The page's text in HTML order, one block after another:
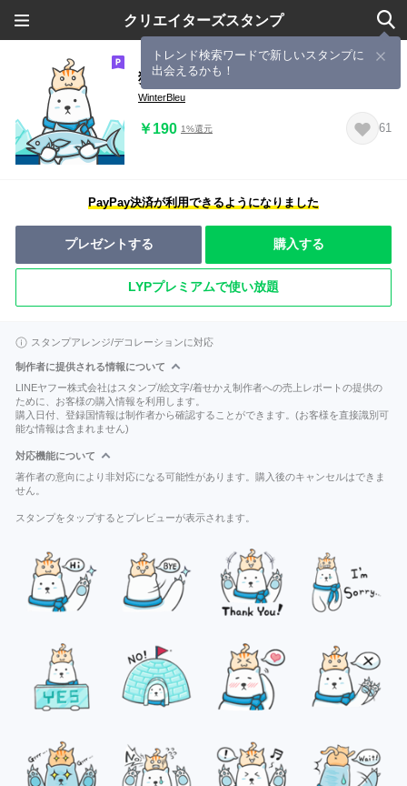
クリエイターズスタンプ
トレンド検索ワードで新しいスタンプに
出会えるかも！
猫のチーズと白熊ウィンター
WinterBleu
￥190 1%還元 61
PayPay決済が利用できるようになりました
プレゼントする 購入する
LYPプレミアムで使い放題
スタンプアレンジ/デコレーションに対応
制作者に提供される情報について
LINEヤフー株式会社はスタンプ/絵文字/着せかえ制作者への売上レポートの提供の
ために、お客様の購入情報を利用します。
購入日付、登録国情報は制作者から確認することができます。(お客様を直接識別可
能な情報は含まれません)
対応機能について
著作者の意向により非対応になる可能性があります。購入後のキャンセルはできま
せん。
スタンプをタップするとプレビューが表示されます。